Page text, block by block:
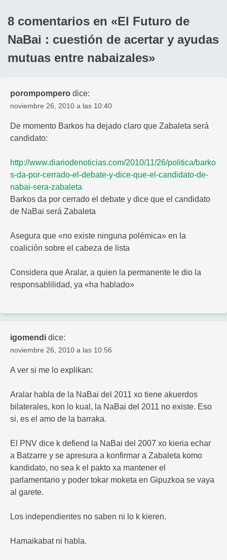
8 comentarios en «El Futuro de
NaBai : cuestión de acertar y ayudas
mutuas entre nabaizales»
porompompero dice:
noviembre 26, 2010 a las 10:40
De momento Barkos ha dejado claro que Zabaleta será
candidato:
http://www.diariodenoticias.com/2010/11/26/politica/barko
s-da-por-cerrado-el-debate-y-dice-que-el-candidato-de-
nabai-sera-zabaleta
Barkos da por cerrado el debate y dice que el candidato
de NaBai será Zabaleta
Asegura que «no existe ninguna polémica» en la
coalición sobre el cabeza de lista
Considera que Aralar, a quien la permanente le dio la
responsablilidad, ya «ha hablado»
igomendi dice:
noviembre 26, 2010 a las 10:56
A ver si me lo explikan:
Aralar habla de la NaBai del 2011 xo tiene akuerdos
bilaterales, kon lo kual, la NaBai del 2011 no existe. Eso
si, es el amo de la barraka.
El PNV dice k defiend la NaBai del 2007 xo kieria echar
a Batzarre y se apresura a konfirmar a Zabaleta komo
kandidato, no sea k el pakto xa mantener el
parlamentario y poder tokar moketa en Gipuzkoa se vaya
al garete.
Los independientes no saben ni lo k kieren.
Hamaikabat ni habla.